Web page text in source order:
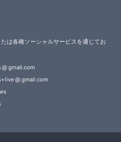
は各種ソーシャルサービスを通じてお
gmail.com
gmail.com